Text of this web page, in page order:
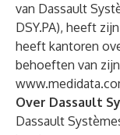
van Dassault
DSY.PA), heeft
heeft kantoren
behoeften van
Over Dassault
Dassault